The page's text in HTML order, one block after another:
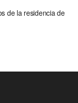
de la residencia de